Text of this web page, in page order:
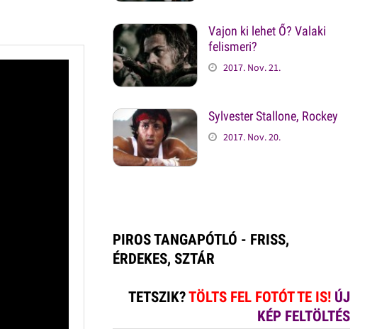
Vajon ki lehet Ő? Valaki
felismeri?
2017. Nov. 21.
Sylvester Stallone, Rockey
2017. Nov. 20.
PIROS TANGAPÓTLÓ - FRISS,
ÉRDEKES, SZTÁR
TETSZIK?TÖLTS FEL FOTÓT TE IS! ÚJ
KÉP FELTÖLTÉS